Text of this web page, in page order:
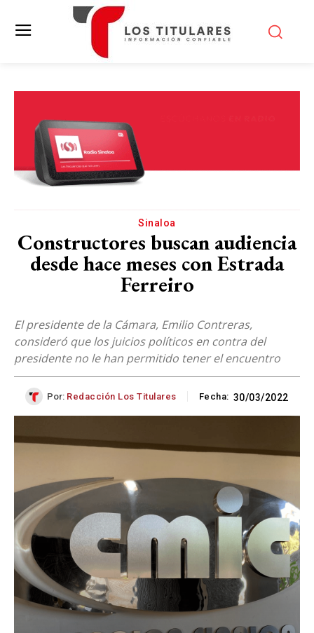
Sinaloa
Constructores buscan audiencia
desde hace meses con Estrada
Ferreiro
El presidente de la Cámara, Emilio Contreras,
consideró que los juicios políticos en contra del
presidente no le han permitido tener el encuentro
Por: Redacción Los Titulares Fecha: 30/03/2022